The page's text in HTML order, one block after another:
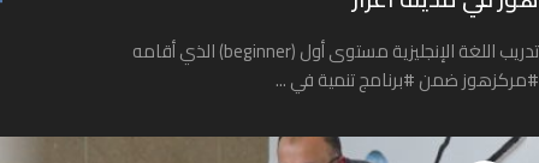
تدريب اللغة الإنجليزية مستوى أول (beginner) الذي أقامه
#مركزهوز ضمن #برنامج تنمية في ...